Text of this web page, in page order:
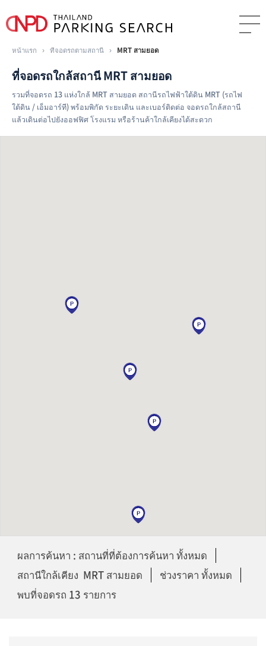
หน้าแรก › ที่จอดรถตามสถานี › MRT สามยอด
ที่จอดรถใกล้สถานี MRT สามยอด
รวมที่จอดรถ 13 แห่งใกล้ MRT สามยอด สถานีรถไฟฟ้าใต้ดิน MRT (รถไฟ
ใต้ดิน / เอ็มอาร์ที) พร้อมพิกัด ระยะเดิน และเบอร์ติดต่อ จอดรถใกล้สถานี
แล้วเดินต่อไปยังออฟฟิศ โรงแรม หรือร้านค้าใกล้เคียงได้สะดวก
ผลการค้นหา : สถานที่ที่ต้องการค้นหา ทั้งหมด
สถานีใกล้เคียง MRT สามยอด
ช่วงราคา ทั้งหมด
พบที่จอดรถ 13 รายการ